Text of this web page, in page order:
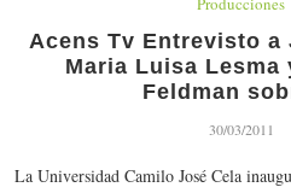
Acens Tv Entrevisto a
Maria Luisa Lesma
Feldman
30/03/2011
La Universidad Camilo José Cela